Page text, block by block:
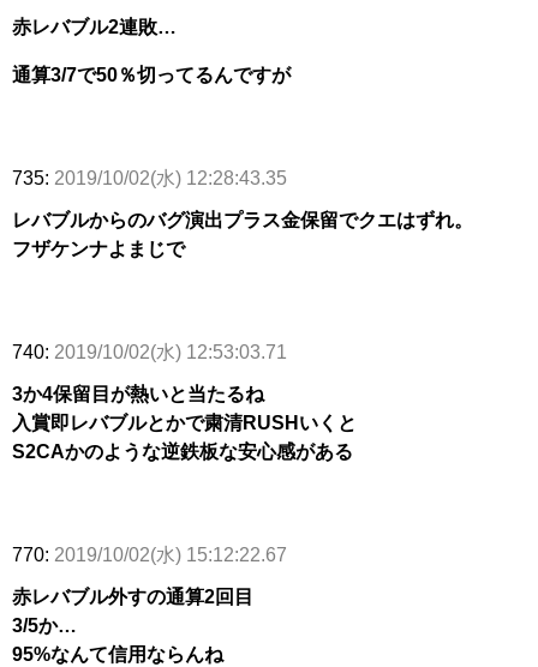
赤レバブル2連敗…
通算3/7で50％切ってるんですが
735: 2019/10/02(水) 12:28:43.35
レバブルからのバグ演出プラス金保留でクエはずれ。
フザケンナよまじで
740: 2019/10/02(水) 12:53:03.71
3か4保留目が熱いと当たるね
入賞即レバブルとかで粛清RUSHいくと
S2CAかのような逆鉄板な安心感がある
770: 2019/10/02(水) 15:12:22.67
赤レバブル外すの通算2回目
3/5か…
95%なんて信用ならんね